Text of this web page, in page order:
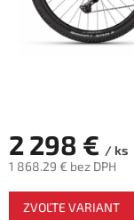
2 298 € / ks
1 868.29 € bez DPH
Jednotková
cena:
ZVOĽTE VARIANT